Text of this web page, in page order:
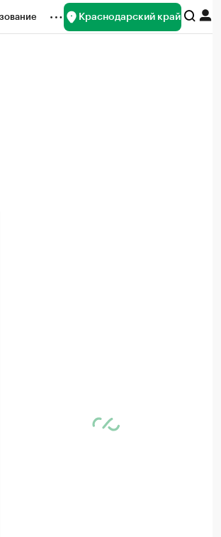
Краснодарский край